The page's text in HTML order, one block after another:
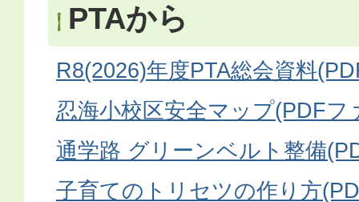
PTAから
R8(2026)年度PTA総会資料
忍海小校区安全マップ(PDFフ
通学路 グリーンベルト整備
子育てのトリセツの作り方